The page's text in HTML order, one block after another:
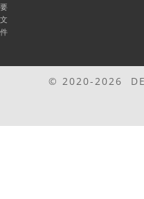
要
文
件
© 2020-2026